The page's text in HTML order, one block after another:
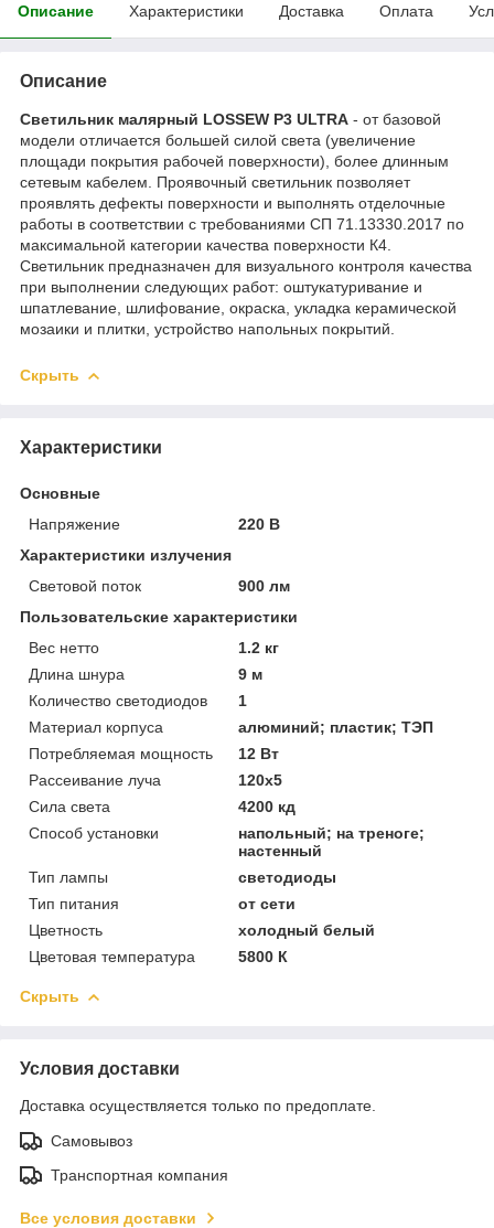
Описание Характеристики Доставка Оплата
Описание
Светильник малярный LOSSEW P3 ULTRA - от базовой
модели отличается большей силой света (увеличение
площади покрытия рабочей поверхности), более длинным
сетевым кабелем. Проявочный светильник позволяет
проявлять дефекты поверхности и выполнять отделочные
работы в соответствии с требованиями СП 71.13330.2017 по
максимальной категории качества поверхности К4.
Светильник предназначен для визуального контроля качества
при выполнении следующих работ: оштукатуривание и
шпатлевание, шлифование, окраска, укладка керамической
мозаики и плитки, устройство напольных покрытий.
Скрыть
Характеристики
Основные
Напряжение
220 В
Характеристики излучения
Световой поток
900 лм
Пользовательские характеристики
Вес нетто
1.2 кг
Длина шнура
9 м
Количество светодиодов
1
Материал корпуса
алюминий; пластик; ТЭП
Потребляемая мощность
12 Вт
Рассеивание луча
120х5
Сила света
4200 кд
Способ установки
напольный; на треноге;
настенный
Тип лампы
светодиоды
Тип питания
от сети
Цветность
холодный белый
Цветовая температура
5800 К
Скрыть
Условия доставки
Доставка осуществляется только по предоплате.
Самовывоз
Транспортная компания
Все условия доставки